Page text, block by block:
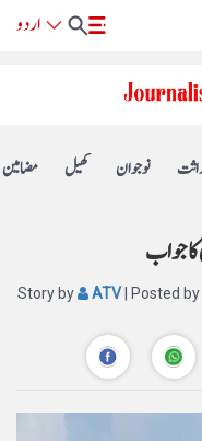
مضامین کھیل نوجوان
جواب
Story by ATV | Posted by